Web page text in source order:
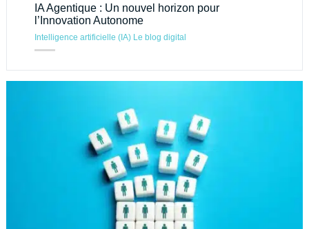
IA Agentique : Un nouvel horizon pour
l’Innovation Autonome
Intelligence artificielle (IA) Le blog digital